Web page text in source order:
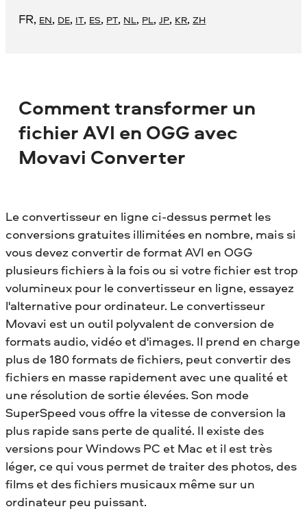
FR, EN, DE, IT, ES, PT, NL, PL,JP, KR,ZH
Comment transformer un
fichier AVI en OGG avec
Movavi Converter
Le convertisseur en ligne ci-dessus permet les
conversions gratuites illimitées en nombre, mais si
vous devez convertir de format AVI en OGG
plusieurs fichiers à la fois ou si votre fichier est trop
volumineux pour le convertisseur en ligne, essayez
l'alternative pour ordinateur. Le convertisseur
Movavi est un outil polyvalent de conversion de
formats audio, vidéo et d'images. Il prend en charge
plus de 180 formats de fichiers, peut convertir des
fichiers en masse rapidement avec une qualité et
une résolution de sortie élevées. Son mode
SuperSpeed vous offre la vitesse de conversion la
plus rapide sans perte de qualité. Il existe des
versions pour Windows PC et Mac et il est très
léger, ce qui vous permet de traiter des photos, des
films et des fichiers musicaux même sur un
ordinateur peu puissant.